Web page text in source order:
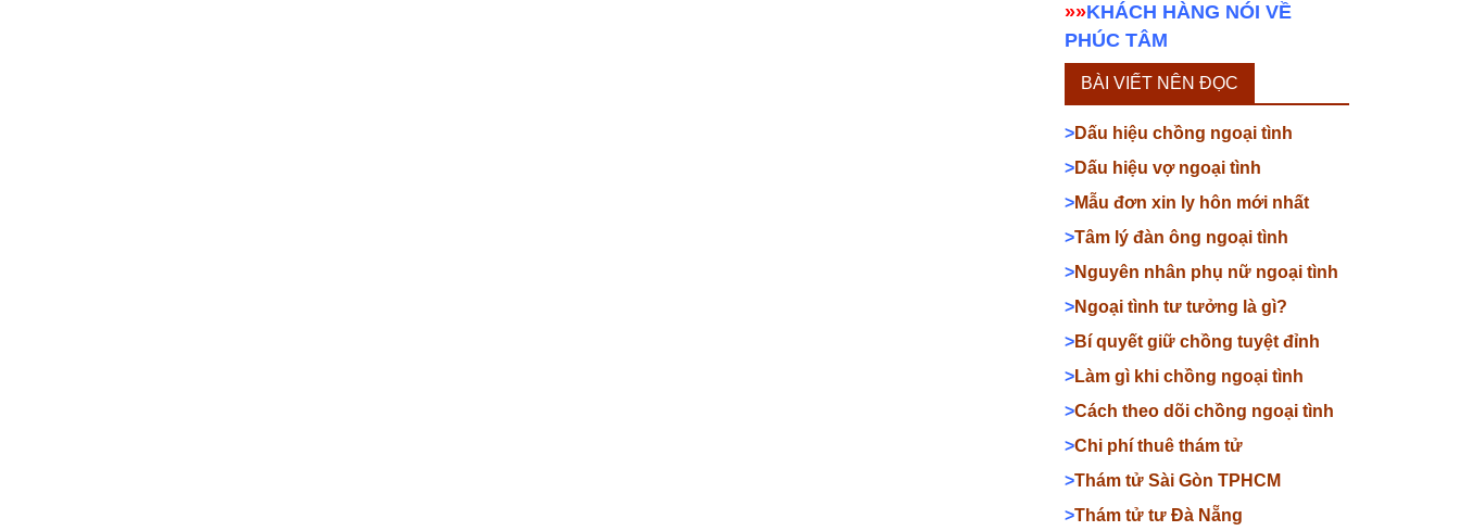
»»KHÁCH HÀNG NÓI VỀ
PHÚC TÂM
BÀI VIẾT NÊN ĐỌC
>Dấu hiệu chồng ngoại tình
>Dấu hiệu vợ ngoại tình
>Mẫu đơn xin ly hôn mới nhất
>Tâm lý đàn ông ngoại tình
>Nguyên nhân phụ nữ ngoại tình
>Ngoại tình tư tưởng là gì?
>Bí quyết giữ chồng tuyệt đỉnh
>Làm gì khi chồng ngoại tình
>Cách theo dõi chồng ngoại tình
>Chi phí thuê thám tử
>Thám tử Sài Gòn TPHCM
>Thám tử tư Đà Nẵng